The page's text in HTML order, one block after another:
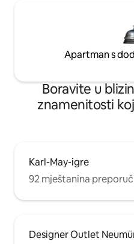
Apartman s
Boravite u
znamenitosti
Karl-May-igre
92 mještanina
Designer Outlet